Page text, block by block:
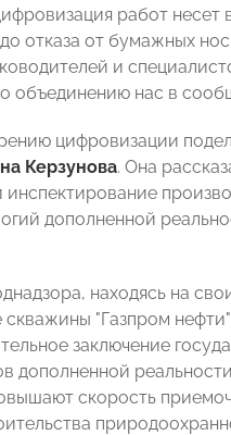
работ
отказа от бумажных
и
объединению нас в
цифровизации
Керзунова. Она
дополненной
находясь на
"Газпром
заключение
дополненной
скорость